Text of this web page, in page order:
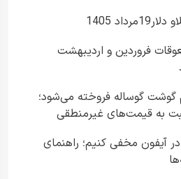
1405
فروردین و اردیبهشت
گوساله فروخته می‌شود؛
به قیمت‌های غیرمنطقی
آیفون مخفی کنیم؛ راهنمای